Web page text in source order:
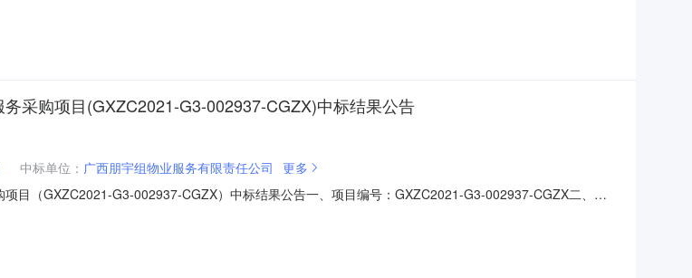
信息采购单位名称：广西农业职业技术学院采购单位地址：广西壮族自
采购项目(GXZC2021-G3-002937-CGZX)中标结果公告
中标单位： 广西朋宇组物业服务有限责任公司 更多
目（GXZC2021-G3-002937-CGZX）中标结果公告一、项目编号：GXZC2021-G3-002937-CGZX二、项
结果:序号标项名称废标理由其他事项////四、主要标的信息1.货物类主要标的信息